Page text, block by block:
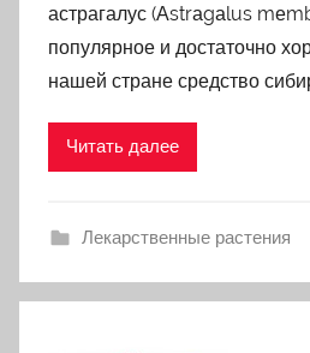
астрагалус (Аstrаgаlus
популярное и достаточно
нашей стране средство
Читать далее
Лекарственные растения